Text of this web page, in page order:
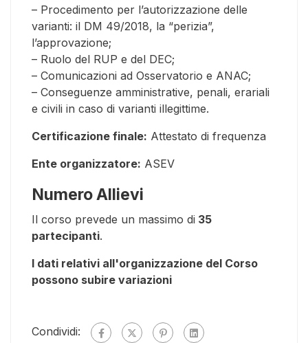
– Procedimento per l’autorizzazione delle
varianti: il DM 49/2018, la “perizia”,
l’approvazione;
– Ruolo del RUP e del DEC;
– Comunicazioni ad Osservatorio e ANAC;
– Conseguenze amministrative, penali, erariali
e civili in caso di varianti illegittime.
Certificazione finale: Attestato di frequenza
Ente organizzatore: ASEV
Numero Allievi
Il corso prevede un massimo di 35
partecipanti.
I dati relativi all'organizzazione del Corso
possono subire variazioni
Condividi: